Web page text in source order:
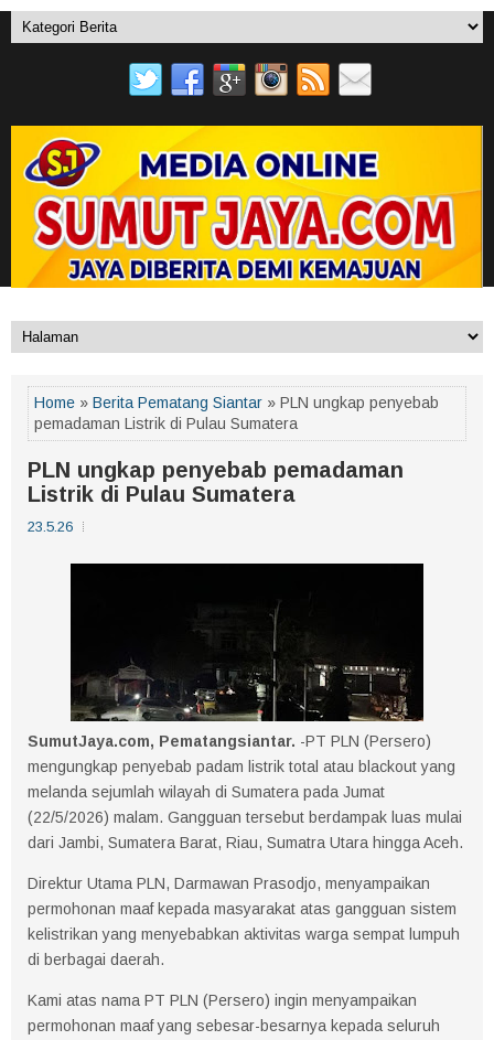
Home » Berita Pematang Siantar » PLN ungkap penyebab
pemadaman Listrik di Pulau Sumatera
PLN ungkap penyebab pemadaman
Listrik di Pulau Sumatera
23.5.26
SumutJaya.com, Pematangsiantar. -PT PLN (Persero)
mengungkap penyebab padam listrik total atau blackout yang
melanda sejumlah wilayah di Sumatera pada Jumat
(22/5/2026) malam. Gangguan tersebut berdampak luas mulai
dari Jambi, Sumatera Barat, Riau, Sumatra Utara hingga Aceh.
Direktur Utama PLN, Darmawan Prasodjo, menyampaikan
permohonan maaf kepada masyarakat atas gangguan sistem
kelistrikan yang menyebabkan aktivitas warga sempat lumpuh
di berbagai daerah.
Kami atas nama PT PLN (Persero) ingin menyampaikan
permohonan maaf yang sebesar-besarnya kepada seluruh